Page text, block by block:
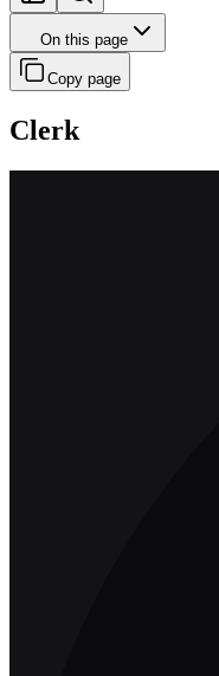
On this page
Copy page
Clerk